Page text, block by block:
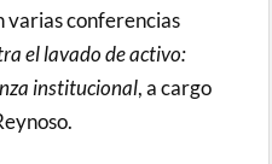
varias conferencias
el lavado de activo:
institucional, a cargo